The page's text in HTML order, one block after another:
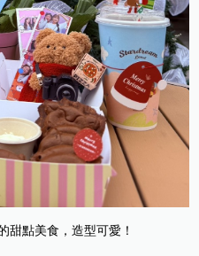
甜點美食，造型可愛！